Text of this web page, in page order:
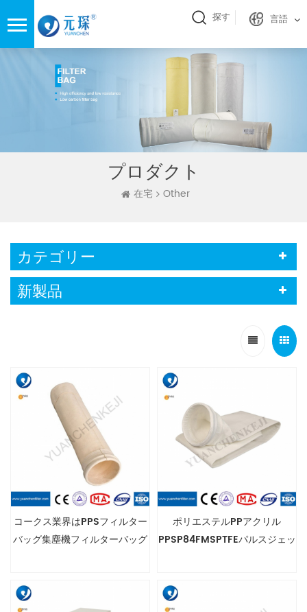
探す 言語
プロダクト
在宅 Other
カテゴリー
新製品
コークス業界はPPSフィルター
バッグ集塵機フィルターバッグ
ポリエステルPPアクリル
PPSP84FMSPTFEパルスジェッ